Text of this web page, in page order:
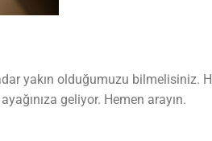
yakın olduğumuzu bilmelisiniz.
geliyor. Hemen arayın.